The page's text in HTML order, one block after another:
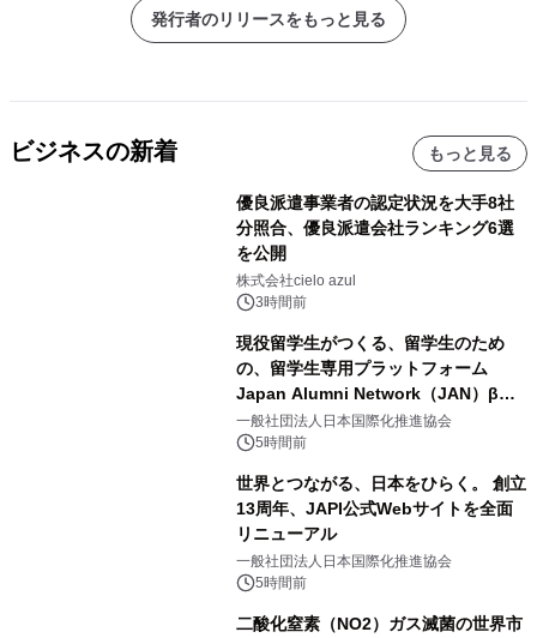
発行者のリリースをもっと見る
ビジネスの新着 もっと見る
優良派遣事業者の認定状況を大手8社
分照合、優良派遣会社ランキング6選
を公開
株式会社cielo azul
3時間前
現役留学生がつくる、留学生のため
の、留学生専用プラットフォーム
Japan Alumni Network（JAN）β版
をリリース
一般社団法人日本国際化推進協会
5時間前
世界とつながる、日本をひらく。 創立
13周年、JAPI公式Webサイトを全面
リニューアル
一般社団法人日本国際化推進協会
5時間前
二酸化窒素（NO2）ガス滅菌の世界市